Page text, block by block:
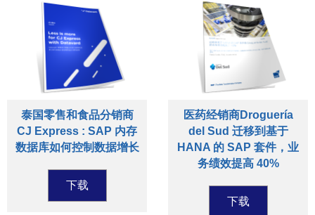
泰国零售和食品分销商
CJ Express : SAP 内存
数据库如何控制数据增长
下载
医药经销商Droguería
del Sud 迁移到基于
HANA 的 SAP 套件，业
务绩效提高 40%
下载